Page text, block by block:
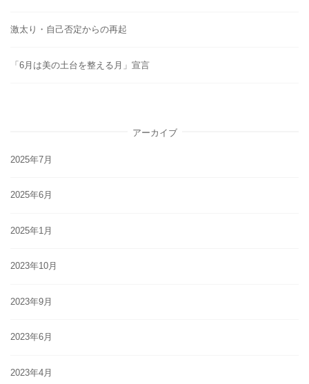
激太り・自己否定からの再起
「6月は美の土台を整える月」宣言
アーカイブ
2025年7月
2025年6月
2025年1月
2023年10月
2023年9月
2023年6月
2023年4月